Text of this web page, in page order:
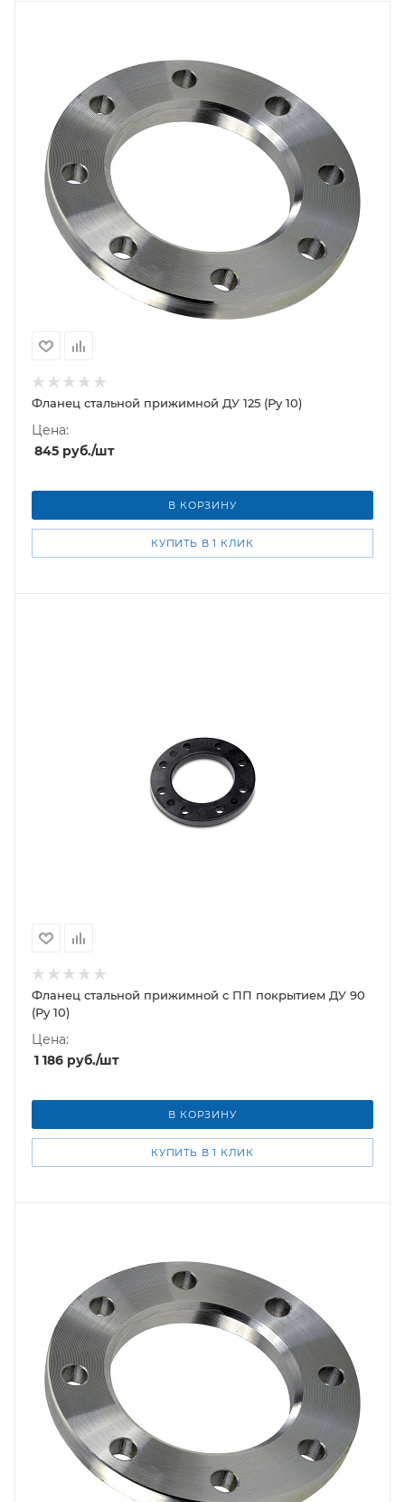
Фланец стальной прижимной ДУ 125 (Ру 10)
Цена:
845 руб./шт
В КОРЗИНУ
КУПИТЬ В 1 КЛИК
Фланец стальной прижимной c ПП покрытием ДУ 90
(Ру 10)
Цена:
1 186 руб./шт
В КОРЗИНУ
КУПИТЬ В 1 КЛИК